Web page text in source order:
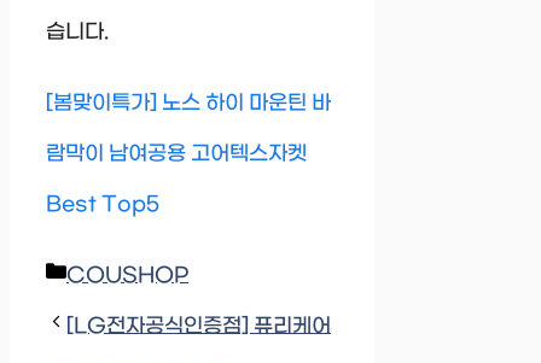
습니다.
[봄맞이특가] 노스 하이 마운틴 바
람막이 남여공용 고어텍스자켓
Best Top5
Categories
COUSHOP
[LG전자공식인증점] 퓨리케어